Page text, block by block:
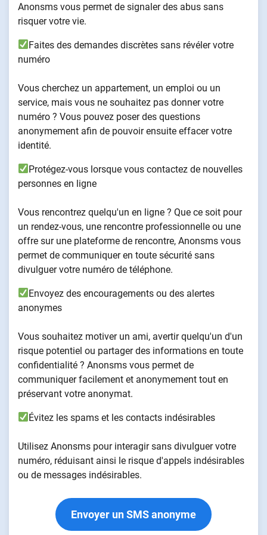
Anonsms vous permet de signaler des abus sans
risquer votre vie.
Faites des demandes discrètes sans révéler votre
numéro
Vous cherchez un appartement, un emploi ou un
service, mais vous ne souhaitez pas donner votre
numéro ? Vous pouvez poser des questions
anonymement afin de pouvoir ensuite effacer votre
identité.
Protégez-vous lorsque vous contactez de nouvelles
personnes en ligne
Vous rencontrez quelqu'un en ligne ? Que ce soit pour
un rendez-vous, une rencontre professionnelle ou une
offre sur une plateforme de rencontre, Anonsms vous
permet de communiquer en toute sécurité sans
divulguer votre numéro de téléphone.
Envoyez des encouragements ou des alertes
anonymes
Vous souhaitez motiver un ami, avertir quelqu'un d'un
risque potentiel ou partager des informations en toute
confidentialité ? Anonsms vous permet de
communiquer facilement et anonymement tout en
préservant votre anonymat.
Évitez les spams et les contacts indésirables
Utilisez Anonsms pour interagir sans divulguer votre
numéro, réduisant ainsi le risque d'appels indésirables
ou de messages indésirables.
Envoyer un SMS anonyme